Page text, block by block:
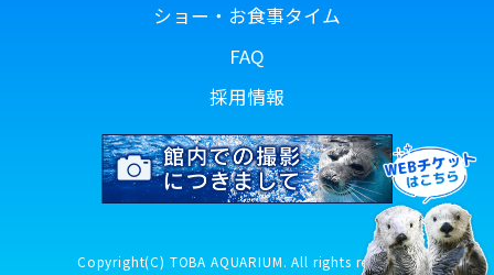
ショー・お食事タイム
FAQ
採用情報
Copyright(C) TOBA AQUARIUM. All rights reserved.